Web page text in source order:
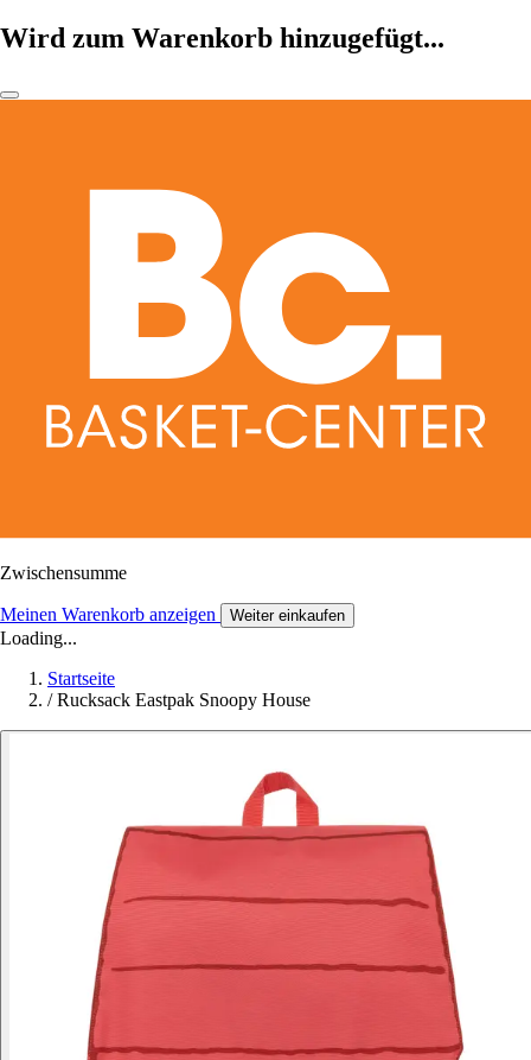
Wird zum Warenkorb hinzugefügt...
Zwischensumme
Meinen Warenkorb anzeigen Weiter einkaufen
Loading...
Startseite
/ Rucksack Eastpak Snoopy House